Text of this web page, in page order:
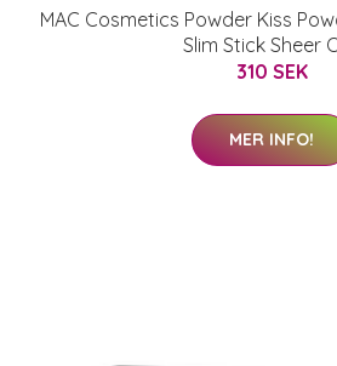
MAC Cosmetics Powder Kiss
Slim Stick Sheer
310 SEK
MER INFO!